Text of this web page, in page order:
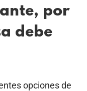
por
debe
opciones de